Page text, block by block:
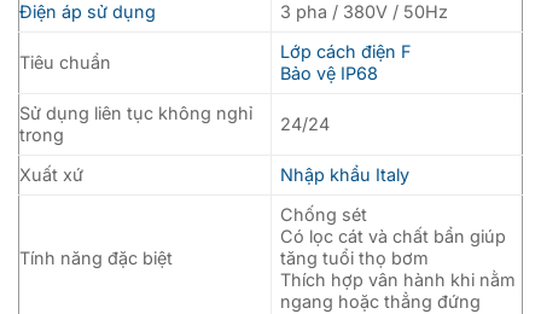
Điện áp sử dụng
3 pha / 380V / 50Hz
Tiêu chuẩn
Lớp cách điện F
Bảo vệ IP68
Sử dụng liên tục không nghỉ
trong
24/24
Xuất xứ Nhập khẩu Italy
Tính năng đặc biệt
Chống sét
Có lọc cát và chất bẩn giúp
tăng tuổi thọ bơm
Thích hợp vân hành khi nằm
ngang hoặc thẳng đứng